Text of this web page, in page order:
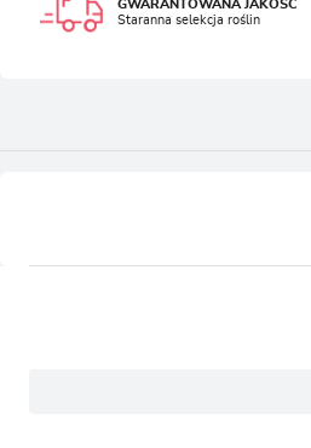
GWARANTOWANA JAKOŚĆ
Staranna selekcja roślin